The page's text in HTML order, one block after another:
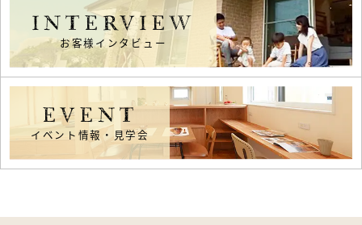
INTERVIEW
お客様インタビュー
EVENT
イベント情報・見学会